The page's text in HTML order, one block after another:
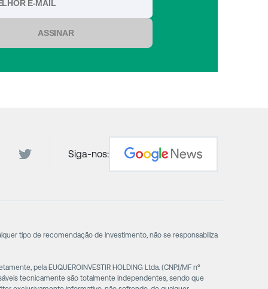
ASSINAR
Siga-nos:
tipo de recomendação de investimento, não se responsabiliza
pela EUQUEROINVESTIR HOLDING Ltda. (CNPJ/MF nº
tecnicamente são totalmente independentes, sendo que